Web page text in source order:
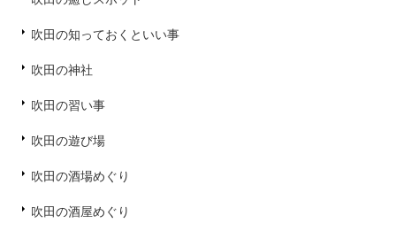
吹田の知っておくといい事
吹田の神社
吹田の習い事
吹田の遊び場
吹田の酒場めぐり
吹田の酒屋めぐり